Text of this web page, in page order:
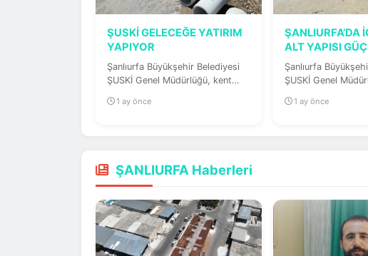
ŞUSKİ GELECEĞE YATIRIM
YAPIYOR
Şanlıurfa Büyükşehir Belediyesi
ŞUSKİ Genel Müdürlüğü, kent
1 ay önce
ŞANLIURFA’DA
ALT YAPISI
Şanlıurfa
ŞUSKİ Genel
içme suyu...
1 ay önce
ŞANLIURFA Haberleri